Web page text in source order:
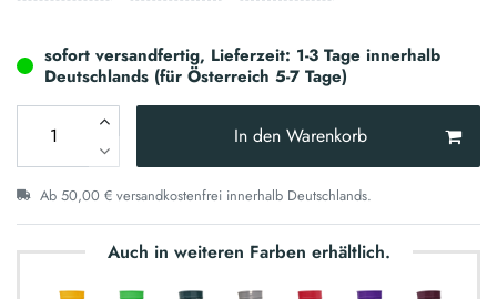
sofort versandfertig, Lieferzeit: 1-3 Tage innerhalb
Deutschlands (für Österreich 5-7 Tage)
In den Warenkorb
Ab 50,00 € versandkostenfrei innerhalb Deutschlands.
Auch in weiteren Farben erhältlich.